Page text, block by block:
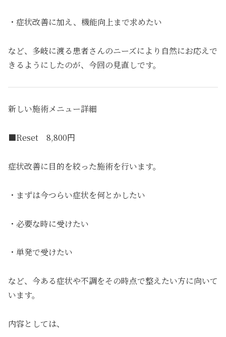
・症状改善に加え、機能向上まで求めたい
など、多岐に渡る患者さんのニーズにより自然にお応えで
きるようにしたのが、今回の見直しです。
新しい施術メニュー詳細
■Reset 8,800円
症状改善に目的を絞った施術を行います。
・まずは今つらい症状を何とかしたい
・必要な時に受けたい
・単発で受けたい
など、今ある症状や不調をその時点で整えたい方に向いて
います。
内容としては、